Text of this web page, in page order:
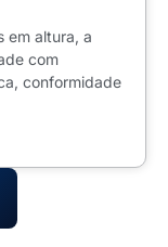
em altura, a
com
conformidade